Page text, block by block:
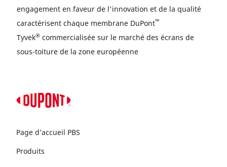
engagement en faveur de l'innovation et de la qualité
caractérisent chaque membrane DuPont™
Tyvek® commercialisée sur le marché des écrans de
sous-toiture de la zone européenne
Page d’accueil PBS
Produits